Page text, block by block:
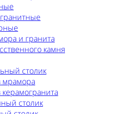
и гранита
камня
столик
мрамора
керамогранита
столик